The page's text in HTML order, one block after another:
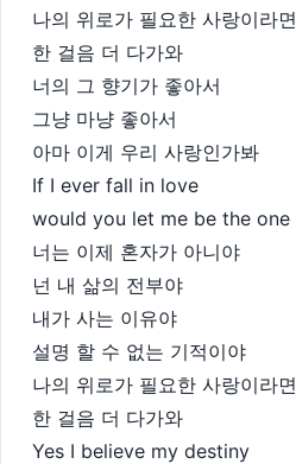
나의 위로가 필요한 사랑이라면
한 걸음 더 다가와
너의 그 향기가 좋아서
그냥 마냥 좋아서
아마 이게 우리 사랑인가봐
If I ever fall in love
would you let me be the one
너는 이제 혼자가 아니야
넌 내 삶의 전부야
내가 사는 이유야
설명 할 수 없는 기적이야
나의 위로가 필요한 사랑이라면
한 걸음 더 다가와
Yes I believe my destiny